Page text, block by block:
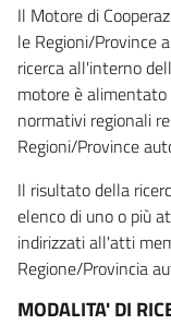
Il Motore di
le Regioni/Province
ricerca all'interno
motore è
normativi regionali
Regioni/Province
Il risultato della
elenco di uno o più
indirizzati all'atti
Regione/Provincia
MODALITA' DI